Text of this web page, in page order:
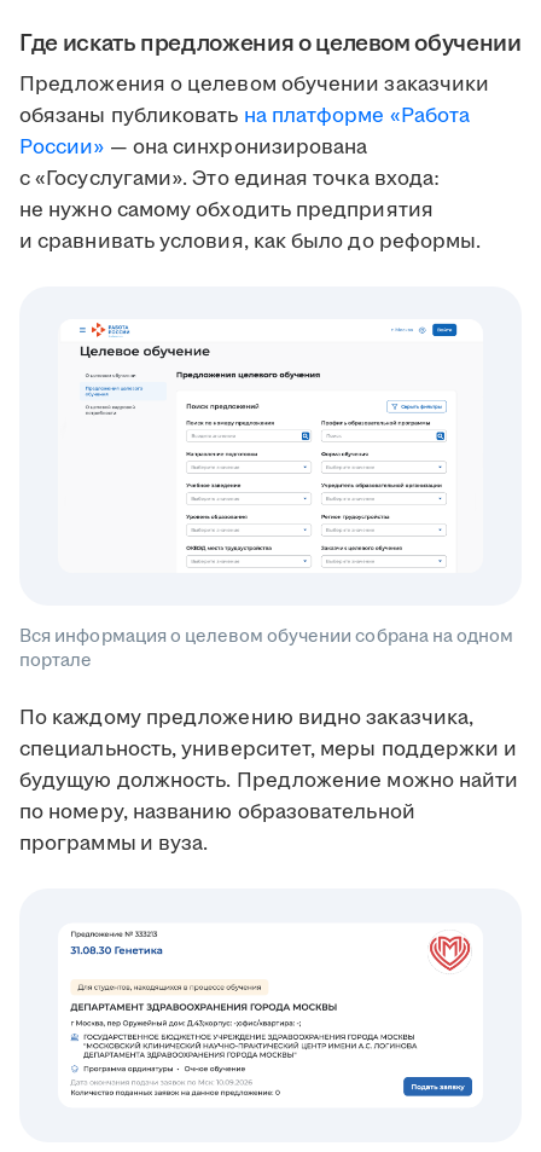
Где искать предложения о целевом обучении
Предложения о целевом обучении заказчики
обязаны публиковать на платформе «Работа
России» — она синхронизирована
с «Госуслугами». Это единая точка входа:
не нужно самому обходить предприятия
и сравнивать условия, как было до реформы.
Вся информация о целевом обучении собрана на одном
портале
По каждому предложению видно заказчика,
специальность, университет, меры поддержки и
будущую должность. Предложение можно найти
по номеру, названию образовательной
программы и вуза.